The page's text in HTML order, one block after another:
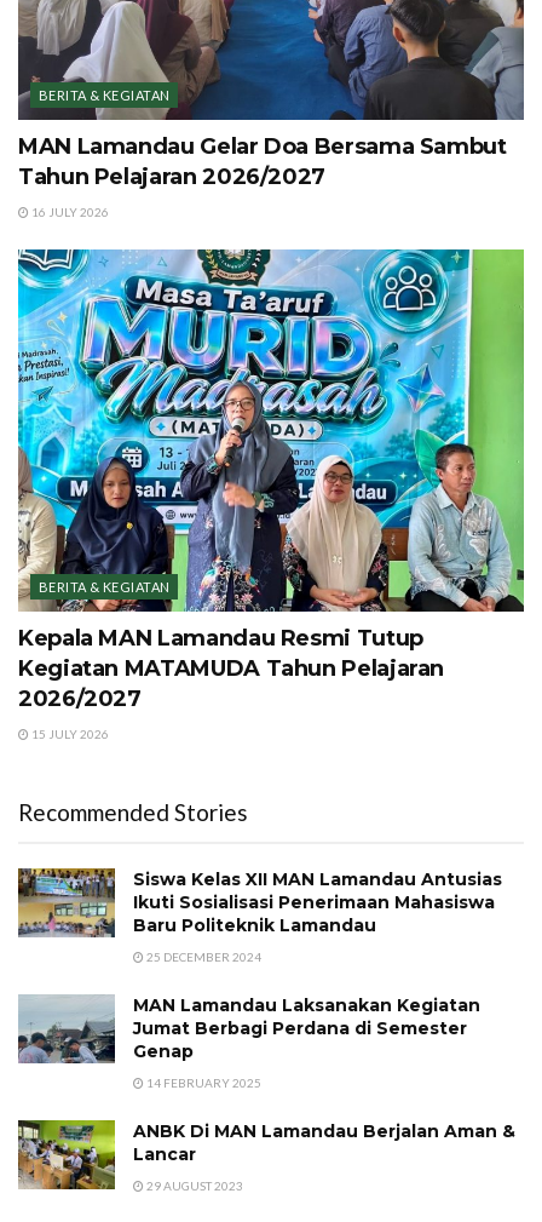
BERITA & KEGIATAN
MAN Lamandau Gelar Doa Bersama Sambut
Tahun Pelajaran 2026/2027
16 JULY 2026
BERITA & KEGIATAN
Kepala MAN Lamandau Resmi Tutup
Kegiatan MATAMUDA Tahun Pelajaran
2026/2027
15 JULY 2026
Recommended Stories
Siswa Kelas XII MAN Lamandau Antusias
Ikuti Sosialisasi Penerimaan Mahasiswa
Baru Politeknik Lamandau
25 DECEMBER 2024
MAN Lamandau Laksanakan Kegiatan
Jumat Berbagi Perdana di Semester
Genap
14 FEBRUARY 2025
ANBK Di MAN Lamandau Berjalan Aman &
Lancar
29 AUGUST 2023